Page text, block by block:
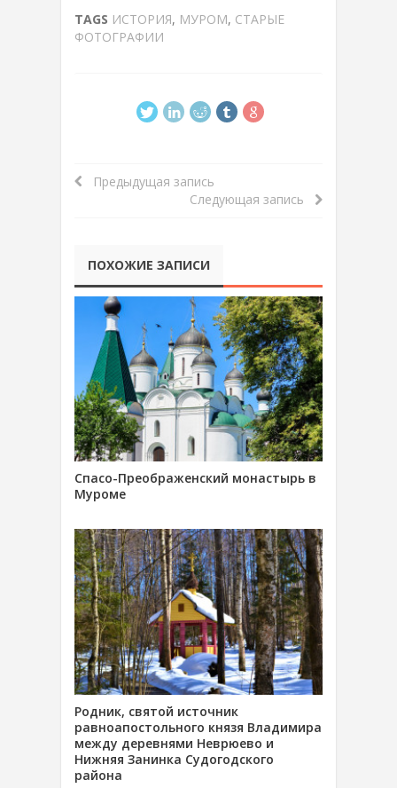
TAGS ИСТОРИЯ, МУРОМ, СТАРЫЕ
ФОТОГРАФИИ
Предыдущая запись
Следующая запись
ПОХОЖИЕ ЗАПИСИ
Спасо-Преображенский монастырь в
Муроме
Родник, святой источник
равноапостольного князя Владимира
между деревнями Неврюево и
Нижняя Занинка Судогодского
района